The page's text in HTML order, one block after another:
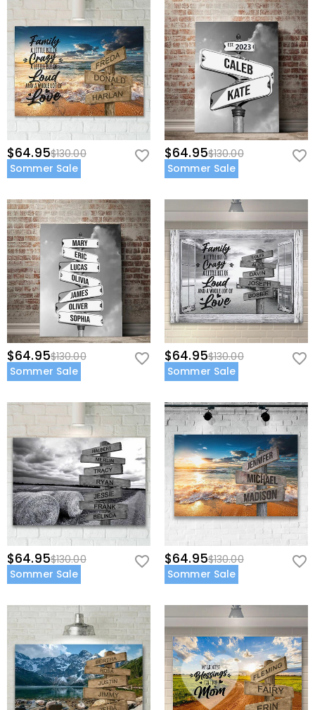
$64.95$130.00
Sommer Sale
$64.95$130.00
Sommer Sale
$64.95$130.00
Sommer Sale
$64.95$130.00
Sommer Sale
$64.95$130.00
Sommer Sale
$64.95$130.00
Sommer Sale